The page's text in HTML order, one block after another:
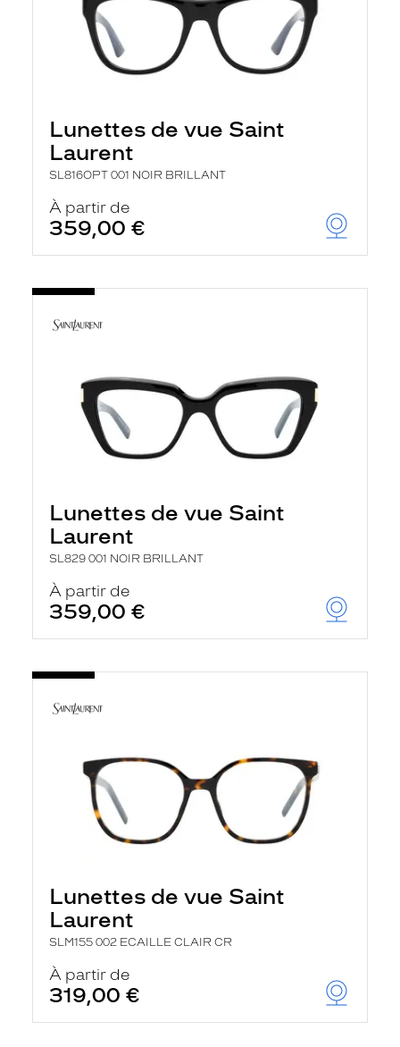
Lunettes de vue Saint
Laurent
SL816OPT 001 NOIR BRILLANT
À partir de
359,00 €
Lunettes de vue Saint
Laurent
SL829 001 NOIR BRILLANT
À partir de
359,00 €
Lunettes de vue Saint
Laurent
SLM155 002 ECAILLE CLAIR CR
À partir de
319,00 €